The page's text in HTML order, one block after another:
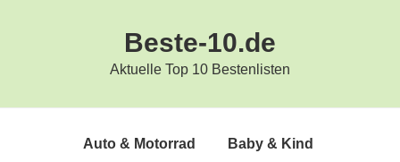
Beste-10.de
Aktuelle Top 10 Bestenlisten
Auto & Motorrad Baby & Kind